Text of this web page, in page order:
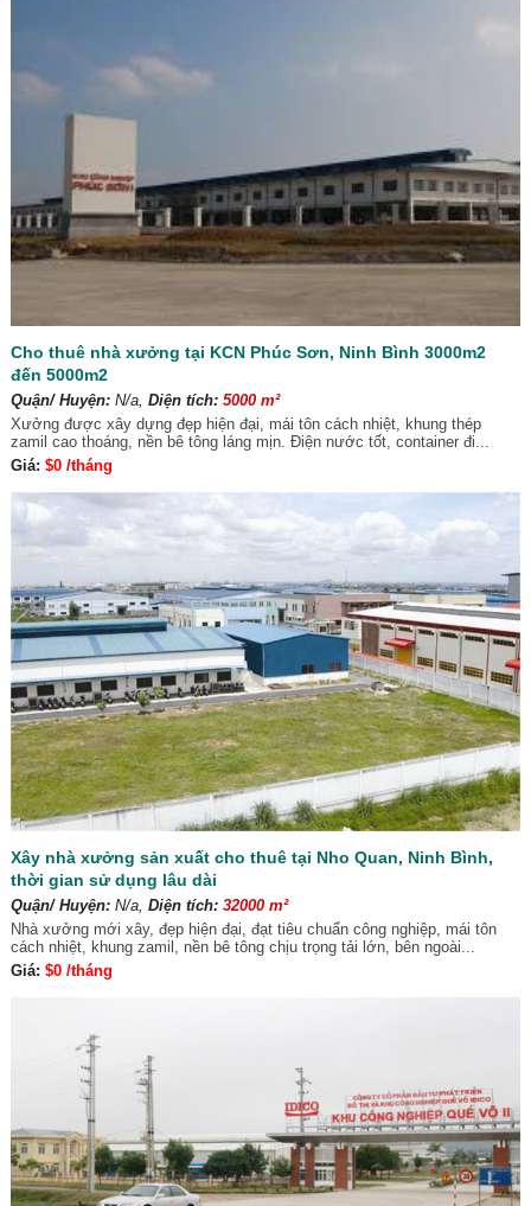
Cho thuê nhà xưởng tại KCN Phúc Sơn, Ninh Bình 3000m2
đến 5000m2
Quận/ Huyện:N/a, Diện tích: 5000 m²
Xưởng được xây dựng đẹp hiện đại, mái tôn cách nhiệt, khung thép
zamil cao thoáng, nền bê tông láng mịn. Điện nước tốt, container đi...
Giá: $0 /tháng
Xây nhà xưởng sản xuất cho thuê tại Nho Quan, Ninh Bình,
thời gian sử dụng lâu dài
Quận/ Huyện:N/a, Diện tích: 32000 m²
Nhà xưởng mới xây, đẹp hiện đại, đạt tiêu chuẩn công nghiệp, mái tôn
cách nhiệt, khung zamil, nền bê tông chịu trọng tải lớn, bên ngoài...
Giá: $0 /tháng